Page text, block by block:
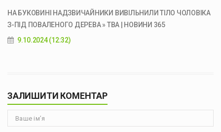
НА БУКОВИНІ НАДЗВИЧАЙНИКИ ВИВІЛЬНИЛИ ТІЛО ЧОЛОВІКА
З-ПІД ПОВАЛЕНОГО ДЕРЕВА » ТВА | НОВИНИ 365
9.10.2024 (12:32)
ЗАЛИШИТИ КОМЕНТАР